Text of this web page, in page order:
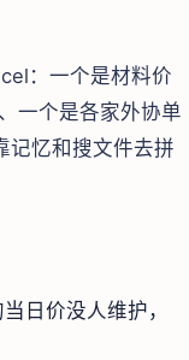
：一个是材料价
一个是各家外协单
忆和搜文件去拼
日价没人维护，